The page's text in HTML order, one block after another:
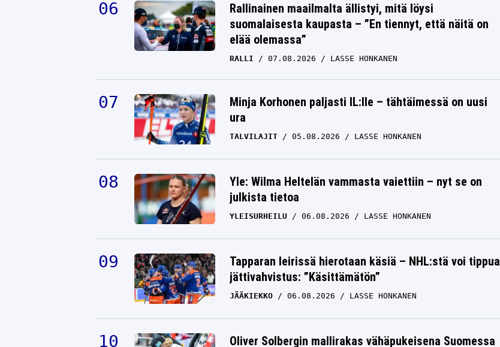
Rallinainen maailmalta ällistyi, mitä löysi
suomalaisesta kaupasta – ”En tiennyt, että näitä on
elää olemassa”
RALLI 07.08.2026 LASSE HONKANEN
Minja Korhonen paljasti IL:lle – tähtäimessä on uusi
ura
TALVILAJIT 05.08.2026 LASSE HONKANEN
Yle: Wilma Heltelän vammasta vaiettiin – nyt se on
julkista tietoa
YLEISURHEILU 06.08.2026 LASSE HONKANEN
Tapparan leirissä hierotaan käsiä – NHL:stä voi tippua
jättivahvistus: ”Käsittämätön”
JÄÄKIEKKO 06.08.2026 LASSE HONKANEN
Oliver Solbergin mallirakas vähäpukeisena Suomessa